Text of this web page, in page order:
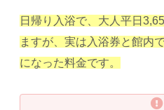
日帰り入浴で、大人平日
ますが、実は入浴券と館内
になった料金です。